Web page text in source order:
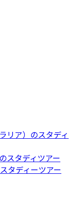
リア）のスタディ
スタディツアー
タディーツアー